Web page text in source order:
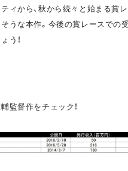
ィから、秋から続々と始まる賞
うな本作。今後の賞レースでの
う！
監督作をチェック！